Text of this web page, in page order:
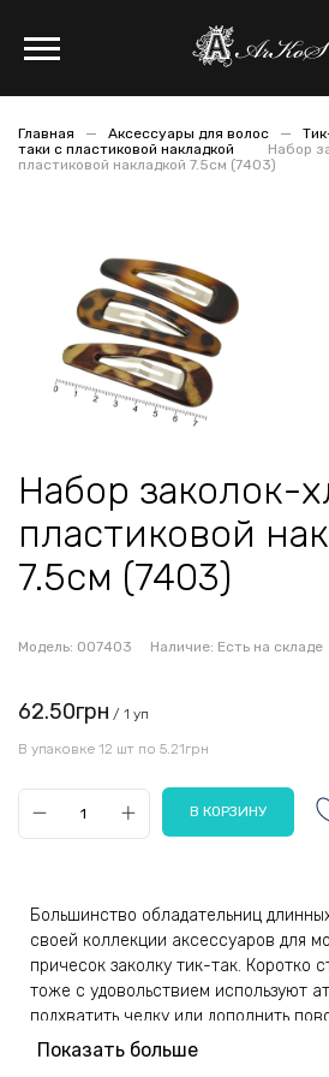
Главная Аксессуары для волос
таки с пластиковой накладкой
Набор
пластиковой накладкой 7.5см (7403)
Набор заколок-
пластиковой
7.5см (7403)
Модель: 007403 Наличие: Есть на складе
62.50грн / 1 уп
В упаковке 12 шт по 5.21грн
Большинство обладательниц
своей коллекции аксессуаров для
причесок заколку тик-так. Коротко
тоже с удовольствием используют
подхватить челку или дополнить
Предмет крепко фиксирует пряди,
Показать больше